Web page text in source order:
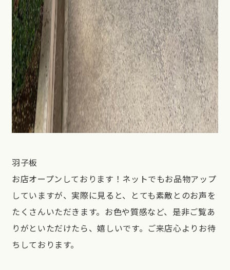
羽子板
お店オープンしております！ネットでもお品物アップ
していますが、実際に見ると、とても素敵とのお声を
たくさんいただきます。お色や質感など、是非ご覧あ
りがといただけたら、嬉しいです。ご来店心よりお待
ちしております。